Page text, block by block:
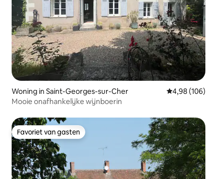
Woning in Saint-Georges-sur-Cher Gemiddelde
4,98 (106)
Mooie onafhankelijke wijnboerin
Favoriet van gasten
Favoriet van gasten